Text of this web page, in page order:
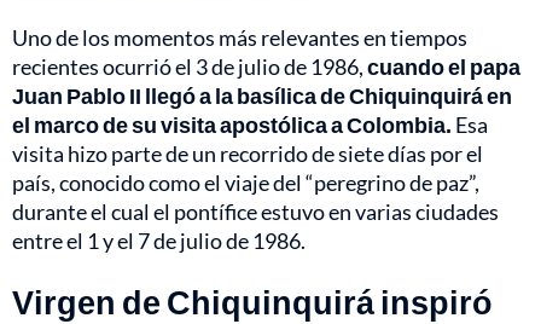
Uno de los momentos más relevantes en tiempos
recientes ocurrió el 3 de julio de 1986,cuando el papa
Juan Pablo II llegó a la basílica de Chiquinquirá en
el marco de su visita apostólica a Colombia. Esa
visita hizo parte de un recorrido de siete días por el
país, conocido como el viaje del “peregrino de paz”,
durante el cual el pontífice estuvo en varias ciudades
entre el 1 y el 7 de julio de 1986.
Virgen de Chiquinquirá inspiró